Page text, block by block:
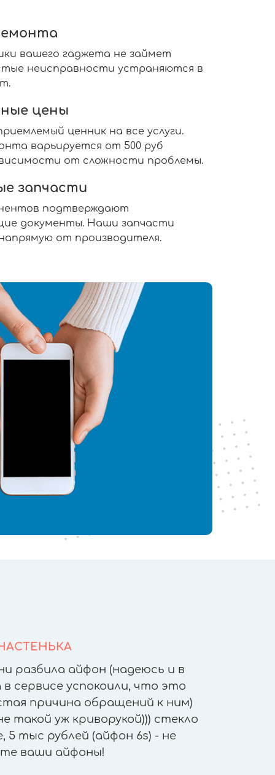
вашего гаджета не займет
неисправности устраняются в
цены
ценник на все услуги.
варьируется от 500 руб
от сложности проблемы.
запчасти
подтверждают
документы. Наши запчасти
от производителя.
разбила айфон (надеюсь и в
сервисе успокоили, что это
причина обращений к ним)
такой уж криворукой))) стекло
5 тыс рублей (айфон 6s) - не
ваши айфоны!